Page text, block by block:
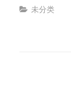
Categories
未分类